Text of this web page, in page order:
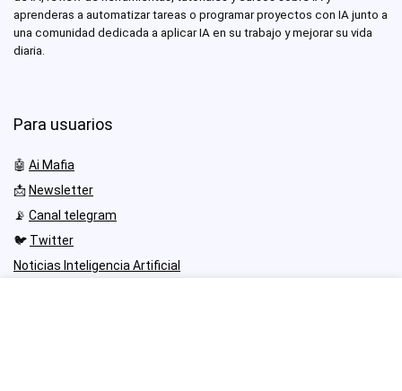
aprenderas a automatizar tareas o programar proyectos con IA junto a
una comunidad dedicada a aplicar IA en su trabajo y mejorar su vida
diaria.
Para usuarios
🤖 Ai Mafia
📩 Newsletter
📡 Canal telegram
🐦 Twitter
Noticias Inteligencia Artificial